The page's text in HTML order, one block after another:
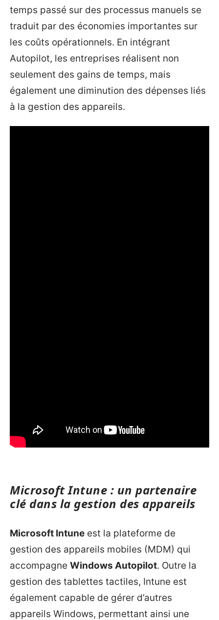
temps passé sur des processus manuels se
traduit par des économies importantes sur
les coûts opérationnels. En intégrant
Autopilot, les entreprises réalisent non
seulement des gains de temps, mais
également une diminution des dépenses liés
à la gestion des appareils.
Microsoft Intune : un partenaire
clé dans la gestion des appareils
Microsoft Intune est la plateforme de
gestion des appareils mobiles (MDM) qui
accompagne Windows Autopilot. Outre la
gestion des tablettes tactiles, Intune est
également capable de gérer d’autres
appareils Windows, permettant ainsi une